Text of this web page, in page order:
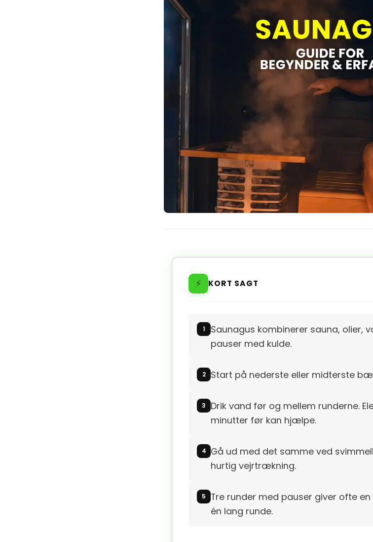
⚡ KORT SAGT
Saunagus kombinerer sauna, olier,
pauser med kulde.
Start på nederste eller midterste
Drik vand før og mellem runderne.
minutter før kan hjælpe.
Gå ud med det samme ved
hurtig vejrtrækning.
Tre runder med pauser giver ofte
én lang runde.